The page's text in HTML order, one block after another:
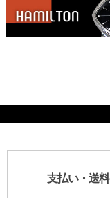
支払い・送料